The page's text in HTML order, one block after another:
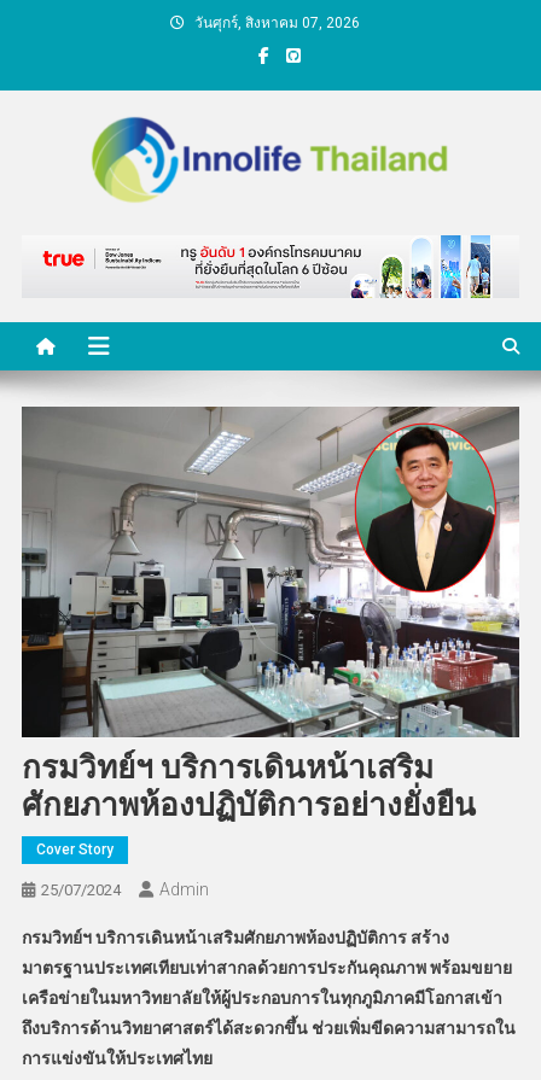
วันศุกร์, สิงหาคม 07, 2026
คนกับความคิด ชีวิตกับ
นวัตกรรม
กรมวิทย์ฯ บริการเดินหน้าเสริม
ศักยภาพห้องปฏิบัติการอย่างยั่งยืน
Cover Story
25/07/2024 Admin
กรมวิทย์ฯ บริการเดินหน้าเสริมศักยภาพห้องปฏิบัติการ สร้าง
มาตรฐานประเทศเทียบเท่าสากลด้วยการประกันคุณภาพ พร้อมขยาย
เครือข่ายในมหาวิทยาลัยให้ผู้ประกอบการในทุกภูมิภาคมีโอกาสเข้า
ถึงบริการด้านวิทยาศาสตร์ได้สะดวกขึ้น ช่วยเพิ่มขีดความสามารถใน
การแข่งขันให้ประเทศไทย